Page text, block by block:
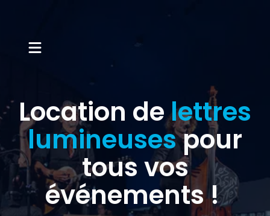
Location delettres
lumineusespour
tous vos
événements !